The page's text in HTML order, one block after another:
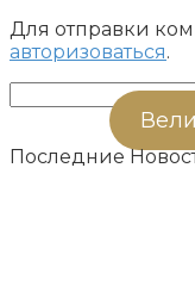
Для отправки
авторизоваться.
Последние